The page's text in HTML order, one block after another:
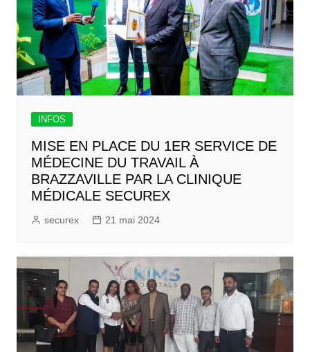
INFOS
MISE EN PLACE DU 1ER SERVICE DE
MÉDECINE DU TRAVAIL À
BRAZZAVILLE PAR LA CLINIQUE
MÉDICALE SECUREX
securex 21 mai 2024